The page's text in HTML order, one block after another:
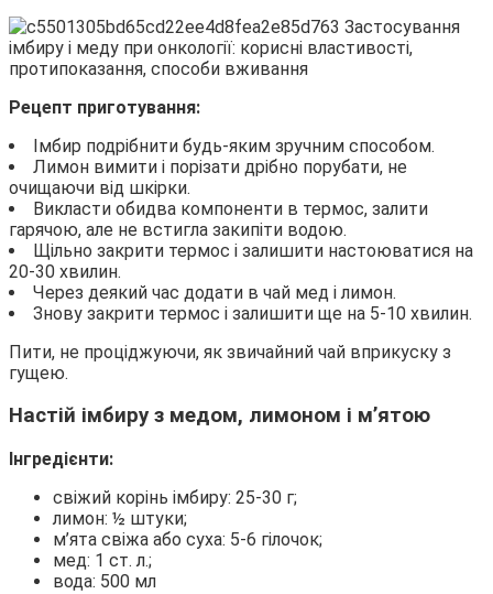
Рецепт приготування:
Імбир подрібнити будь-яким зручним способом.
Лимон вимити і порізати дрібно порубати, не
очищаючи від шкірки.
Викласти обидва компоненти в термос, залити
гарячою, але не встигла закипіти водою.
Щільно закрити термос і залишити настоюватися на
20-30 хвилин.
Через деякий час додати в чай мед і лимон.
Знову закрити термос і залишити ще на 5-10 хвилин.
Пити, не проціджуючи, як звичайний чай вприкуску з
гущею.
Настій імбиру з медом, лимоном і м’ятою
Інгредієнти:
свіжий корінь імбиру: 25-30 г;
лимон: ½ штуки;
м’ята свіжа або суха: 5-6 гілочок;
мед: 1 ст. л.;
вода: 500 мл